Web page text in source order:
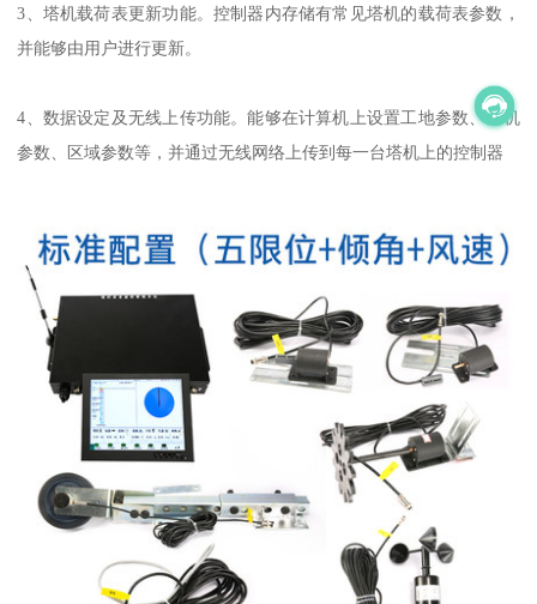
3、塔机载荷表更新功能。控制器内存储有常见塔机的载荷表参数，
并能够由用户进行更新。
4、数据设定及无线上传功能。能够在计算机上设置工地参数、塔机
参数、区域参数等，并通过无线网络上传到每一台塔机上的控制器